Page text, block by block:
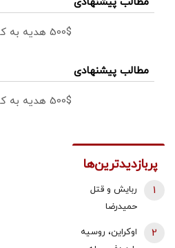
500$ هدیه به کاربران جدید،ثبت نام کن
مطالب پیشنهادی
500$ هدیه به کاربران جدید،ثبت نام کن
پربازدیدترین‌ها
ربایش و قتل
حمیدرضا
شد/ ارسال
1
اوکراین، روسیه
2